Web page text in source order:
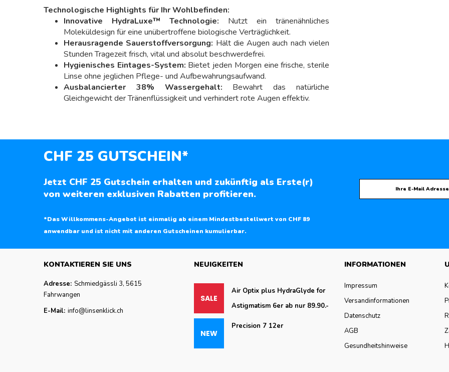
Technologische Highlights für Ihr Wohlbefinden:
Innovative HydraLuxe™ Technologie: Nutzt ein tränenähnliches
Moleküldesign für eine unübertroffene biologische Verträglichkeit.
Herausragende Sauerstoffversorgung: Hält die Augen auch nach vielen
Stunden Tragezeit frisch, vital und absolut beschwerdefrei.
Hygienisches Eintages-System: Bietet jeden Morgen eine frische, sterile
Linse ohne jeglichen Pflege- und Aufbewahrungsaufwand.
Ausbalancierter 38% Wassergehalt: Bewahrt das natürliche
Gleichgewicht der Tränenflüssigkeit und verhindert rote Augen effektiv.
CHF 25 GUTSCHEIN*
Jetzt CHF 25 Gutschein erhalten und zukünftig als Erste(r)
von weiteren exklusiven Rabatten profitieren.
*Das Willkommens-Angebot ist einmalig ab einem Mindestbestellwert von CHF 89
anwendbar und ist nicht mit anderen Gutscheinen kumulierbar.
KONTAKTIEREN SIE UNS
Adresse: Schmiedgässli 3, 5615
Fahrwangen
E-Mail: info@linsenklick.ch
NEUIGKEITEN
Air Optix plus HydraGlyde for
Astigmatism 6er ab nur 89.90.-
Precision 7 12er
INFORMATIONEN
Impressum
Versandinformationen
Datenschutz
AGB
Gesundheitshinweise